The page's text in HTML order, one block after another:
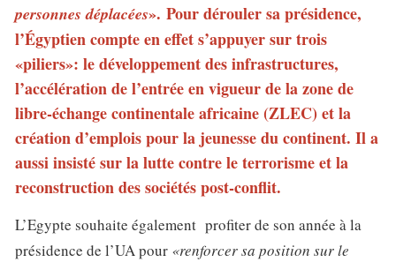
personnes déplacées». Pour dérouler sa présidence,
l’Égyptien compte en effet s’appuyer sur trois
«piliers»: le développement des infrastructures,
l’accélération de l’entrée en vigueur de la zone de
libre-échange continentale africaine (ZLEC) et la
création d’emplois pour la jeunesse du continent. Il a
aussi insisté sur la lutte contre le terrorisme et la
reconstruction des sociétés post-conflit.
L’Egypte souhaite également profiter de son année à la
présidence de l’UA pour «renforcer sa position sur le